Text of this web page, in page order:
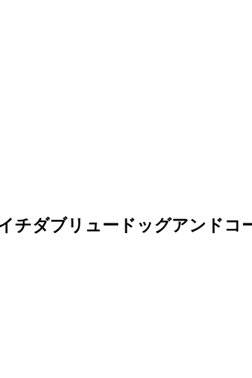
チダブリュードッグアンド